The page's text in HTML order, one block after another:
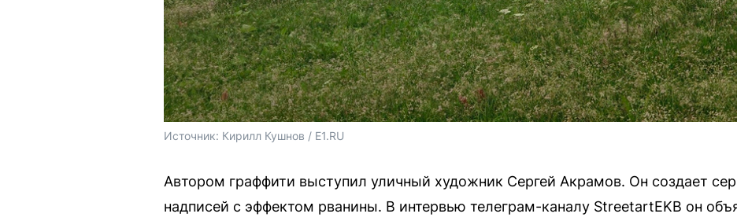
Источник: Кирилл Кушнов / E1.RU
Автором граффити выступил уличный художник Сергей Акрамов. Он создает
надписей с эффектом рванины. В интервью телеграм-каналу StreetartEKB он